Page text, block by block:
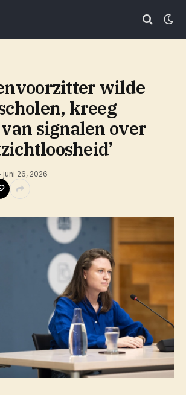
wilde
kreeg
signalen over
juni 26, 2026